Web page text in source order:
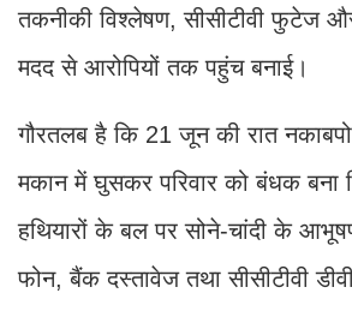
तकनीकी विश्लेषण, सीसीटीवी फुटेज
मदद से आरोपियों तक पहुंच बनाई।
गौरतलब है कि 21 जून की रात
मकान में घुसकर परिवार को बंधक बना
हथियारों के बल पर सोने-चांदी के
फोन, बैंक दस्तावेज तथा सीसीटीवी